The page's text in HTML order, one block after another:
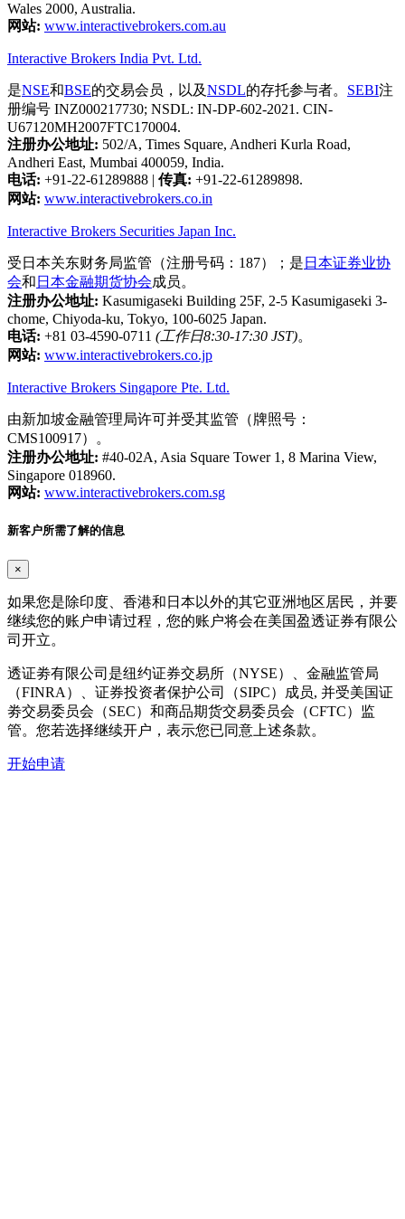
Wales 2000, Australia.
网站: www.interactivebrokers.com.au
Interactive Brokers India Pvt. Ltd.
是NSE和BSE的交易会员，以及NSDL的存托参与者。 SEBI注
册编号 INZ000217730; NSDL: IN-DP-602-2021. CIN-
U67120MH2007FTC170004.
注册办公地址: 502/A, Times Square, Andheri Kurla Road,
Andheri East, Mumbai 400059, India.
电话: +91-22-61289888 | 传真: +91-22-61289898.
网站: www.interactivebrokers.co.in
Interactive Brokers Securities Japan Inc.
受日本关东财务局监管（注册号码：187）；是 日本证券业协
会和 日本金融期货协会成员。
注册办公地址: Kasumigaseki Building 25F, 2-5 Kasumigaseki 3-
chome, Chiyoda-ku, Tokyo, 100-6025 Japan.
电话: +81 03-4590-0711 (工作日8:30-17:30 JST)。
网站: www.interactivebrokers.co.jp
Interactive Brokers Singapore Pte. Ltd.
由新加坡金融管理局许可并受其监管（牌照号：
CMS100917）。
注册办公地址: #40-02A, Asia Square Tower 1, 8 Marina View,
Singapore 018960.
网站: www.interactivebrokers.com.sg
新客户所需了解的信息
×
如果您是除印度、香港和日本以外的其它亚洲地区居民，并要
继续您的账户申请过程，您的账户将会在美国盈透证券有限公
司开立。
透证劵有限公司是纽约证券交易所（NYSE）、金融监管局
（FINRA）、证券投资者保护公司（SIPC）成员, 并受美国证
劵交易委员会（SEC）和商品期货交易委员会（CFTC）监
管。您若选择继续开户，表示您已同意上述条款。
开始申请